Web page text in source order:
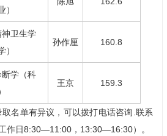
）
卫生学
）
孙作厘 160.8
学（科
王京 159.3
名单有异议，可以拨打电话咨询.联系
作日8:30—11:00，13:30—16:30）。